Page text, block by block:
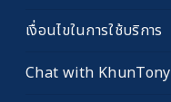
เงื่อนไขในการใช้บริการ
Chat with KhunTony